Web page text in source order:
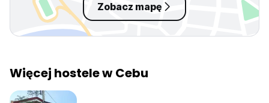
Zobacz mapę
Więcej hostele w Cebu